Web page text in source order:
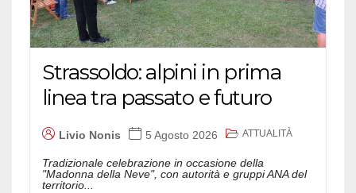
Strassoldo: alpini in prima
linea tra passato e futuro
Livio Nonis 5 Agosto 2026 ATTUALITÀ
Tradizionale celebrazione in occasione della
"Madonna della Neve", con autorità e gruppi ANA del
territorio...